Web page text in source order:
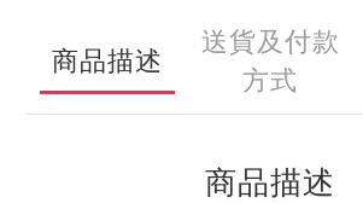
商品描述
送貨及付款
方式
商品描述